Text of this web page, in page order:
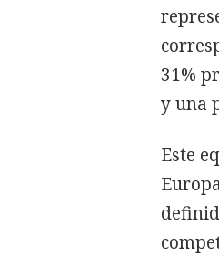
31%
y una
Este